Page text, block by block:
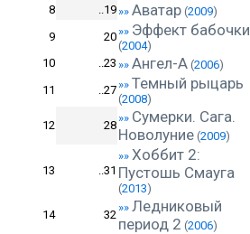
8
..19»» Аватар (2009)
9
20»» Эффект бабочки
(2004)
10
..23 »» Ангел-А (2006)
11
..27»» Темный рыцарь
(2008)
12 28
»» Сумерки. Сага.
Новолуние (2009)
13 ..31
»» Хоббит 2:
Пустошь Смауга
(2013)
14 32
»» Ледниковый
период 2 (2006)